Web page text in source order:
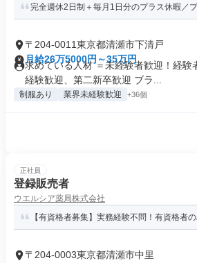
完全週休2日制＋毎月1日分のプラス休暇／
〒204-0011東京都清瀬市下清戸
月給26万5000円～35万円
求めている人材 ＝未経験者歓迎！経験
経験歓迎、第二新卒歓迎 ブラ...
制服あり 業界未経験歓迎 +36個
正社員
登録販売者
ウエルシア薬局株式会社
【有資格者募集】実務経験不問！有資格者
〒204-0003東京都清瀬市中里